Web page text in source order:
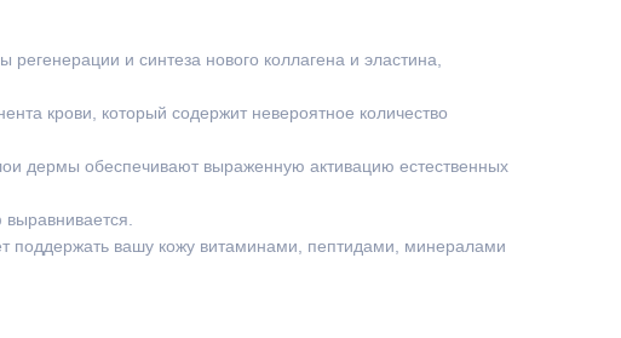
и синтеза нового коллагена и эластина,
крови, который содержит невероятное количество
дермы обеспечивают выраженную активацию естественных
поддержать вашу кожу витаминами, пептидами, минералами